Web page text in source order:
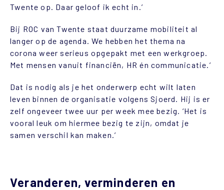
Twente op. Daar geloof ik echt in.’
Bij ROC van Twente staat duurzame mobiliteit al
langer op de agenda. We hebben het thema na
corona weer serieus opgepakt met een werkgroep.
Met mensen vanuit financiën, HR én communicatie.’
Dat is nodig als je het onderwerp echt wilt laten
leven binnen de organisatie volgens Sjoerd. Hij is er
zelf ongeveer twee uur per week mee bezig. ‘Het is
vooral leuk om hiermee bezig te zijn, omdat je
samen verschil kan maken.’
Veranderen, verminderen en